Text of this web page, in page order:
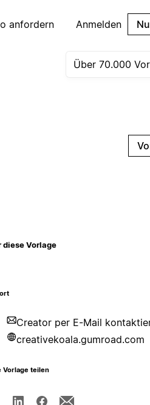
anfordern Anmelden
diese Vorlage
Creator per E-Mail
creativekoala.gumroad.com
Vorlage teilen